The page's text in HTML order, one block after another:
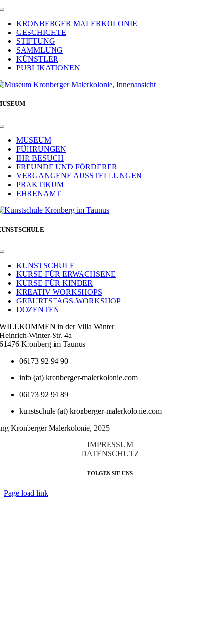
Toggle
NavigationKRONBERGER MALERKOLONIE
GESCHICHTE
STIFTUNG
SAMMLUNG
KÜNSTLER
PUBLIKATIONEN
Toggle
NavigationMUSEUM
FÜHRUNGEN
IHR BESUCH
FREUNDE UND FÖRDERER
VERGANGENE AUSSTELLUNGEN
PRAKTIKUM
EHRENAMT
Toggle
NavigationKUNSTSCHULE
KURSE FÜR ERWACHSENE
KURSE FÜR KINDER
KREATIV WORKSHOPS
GEBURTSTAGS-WORKSHOP
DOZENTEN
WILLKOMMEN in der Villa Winter
Heinrich-Winter-Str. 4a
61476 Kronberg im Taunus
06173 92 94 90
info (at) kronberger-malerkolonie.com
06173 92 94 89
kunstschule (at) kronberger-malerkolonie.com
Kronberger Malerkolonie, 2025
IMPRESSUM
DATENSCHUTZ
FOLGEN SIE UNS
Page load link